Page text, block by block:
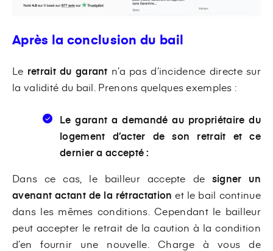
Après la conclusion du bail
Le retrait du garant n’a pas d’incidence directe sur
la validité du bail. Prenons quelques exemples :
Le garant a demandé au propriétaire du
logement d’acter de son retrait et ce
dernier a accepté :
Dans ce cas, le bailleur accepte de signer un
avenant actant de la rétractation et le bail continue
dans les mêmes conditions. Cependant le bailleur
peut accepter le retrait de la caution à la condition
d’en fournir une nouvelle. Charge à vous de